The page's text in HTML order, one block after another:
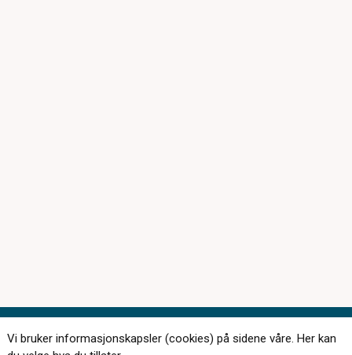
Vi bruker informasjonskapsler (cookies) på sidene våre. Her kan